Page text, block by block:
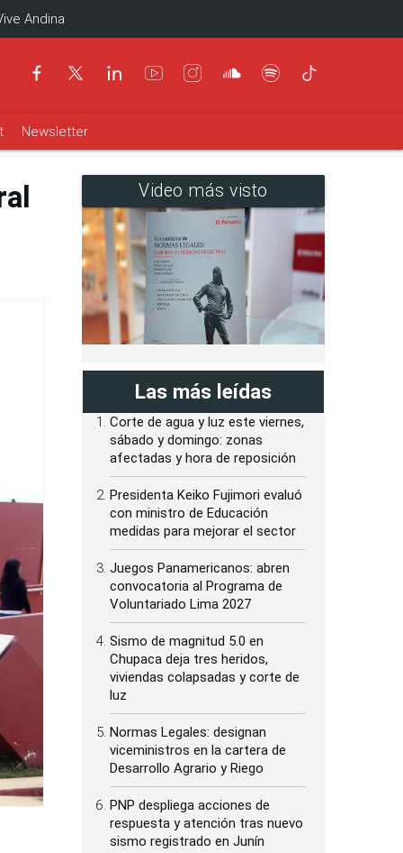
Andina
Newsletter
Video más visto
Las más leídas
Corte de agua y luz este viernes,
sábado y domingo: zonas
afectadas y hora de reposición
Presidenta Keiko Fujimori evaluó
con ministro de Educación
medidas para mejorar el sector
Juegos Panamericanos: abren
convocatoria al Programa de
Voluntariado Lima 2027
Sismo de magnitud 5.0 en
Chupaca deja tres heridos,
viviendas colapsadas y corte de
luz
Normas Legales: designan
viceministros en la cartera de
Desarrollo Agrario y Riego
PNP despliega acciones de
respuesta y atención tras nuevo
sismo registrado en Junín